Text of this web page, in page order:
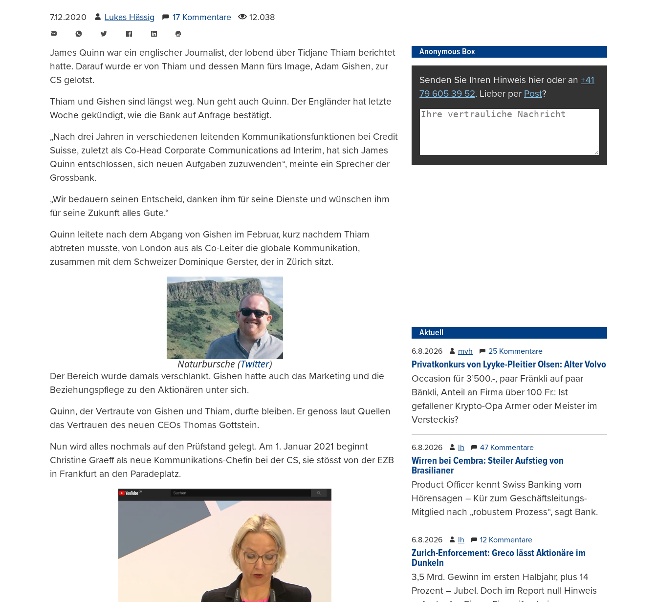
7.12.2020 Lukas Hässig 17 Kommentare 12.038
WhatsAppTwitter FacebookLinkedIn
drucken
James Quinn war ein englischer Journalist, der lobend über Tidjane Thiam berichtet
hatte. Darauf wurde er von Thiam und dessen Mann fürs Image, Adam Gishen, zur
CS gelotst.
Thiam und Gishen sind längst weg. Nun geht auch Quinn. Der Engländer hat letzte
Woche gekündigt, wie die Bank auf Anfrage bestätigt.
„Nach drei Jahren in verschiedenen leitenden Kommunikationsfunktionen bei Credit
Suisse, zuletzt als Co-Head Corporate Communications ad Interim, hat sich James
Quinn entschlossen, sich neuen Aufgaben zuzuwenden“, meinte ein Sprecher der
Grossbank.
„Wir bedauern seinen Entscheid, danken ihm für seine Dienste und wünschen ihm
für seine Zukunft alles Gute.“
Quinn leitete nach dem Abgang von Gishen im Februar, kurz nachdem Thiam
abtreten musste, von London aus als Co-Leiter die globale Kommunikation,
zusammen mit dem Schweizer Dominique Gerster, der in Zürich sitzt.
Naturbursche (Twitter)
Der Bereich wurde damals verschlankt. Gishen hatte auch das Marketing und die
Beziehungspflege zu den Aktionären unter sich.
Quinn, der Vertraute von Gishen und Thiam, durfte bleiben. Er genoss laut Quellen
das Vertrauen des neuen CEOs Thomas Gottstein.
Nun wird alles nochmals auf den Prüfstand gelegt. Am 1. Januar 2021 beginnt
Christine Graeff als neue Kommunikations-Chefin bei der CS, sie stösst von der EZB
in Frankfurt an den Paradeplatz.
Anonymous Box
Senden Sie Ihren Hinweis hier oder an +41
79 605 39 52. Lieber per Post?
Aktuell
6.8.2026 mvh 25 Kommentare
Privatkonkurs von Lyyke-Pleitier Olsen: Alter Volvo
Occasion für 3’500.-, paar Fränkli auf paar
Bänkli, Anteil an Firma über 100 Fr.: Ist
gefallener Krypto-Opa Armer oder Meister im
Versteckis?
6.8.2026 lh 47 Kommentare
Wirren bei Cembra: Steiler Aufstieg von
Brasilianer
Product Officer kennt Swiss Banking vom
Hörensagen – Kür zum Geschäftsleitungs-
Mitglied nach „robustem Prozess“, sagt Bank.
6.8.2026 lh 12 Kommentare
Zurich-Enforcement: Greco lässt Aktionäre im
Dunkeln
3,5 Mrd. Gewinn im ersten Halbjahr, plus 14
Prozent – Jubel. Doch im Report null Hinweis